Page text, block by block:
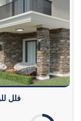
فلل